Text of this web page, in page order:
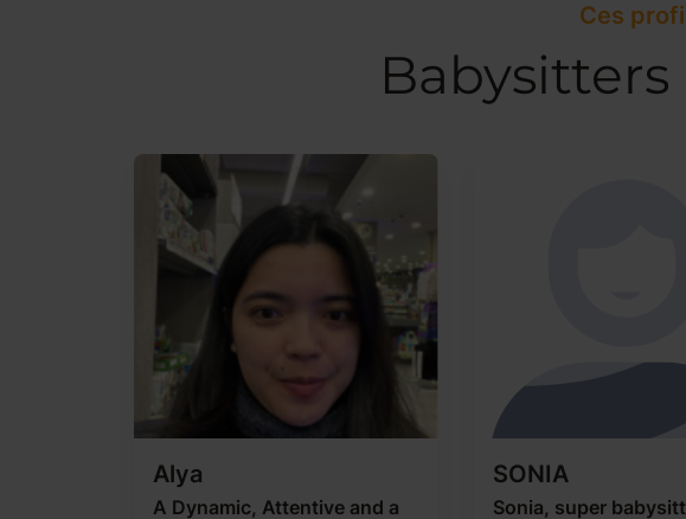
Ces
Alya
A Dynamic, Attentive and a
SONIA
Sonia, super